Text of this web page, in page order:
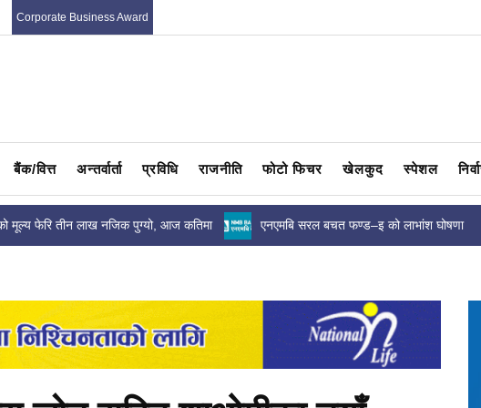
Corporate Business Award
बैंक/वित्त अन्तर्वार्ता प्रविधि राजनीति फोटो फिचर खेलकुद स्पेशल
सरल बचत फण्ड–इ को लाभांश घोषणा यी हुन् आज दिनभरका प्रमुख २० समाचार